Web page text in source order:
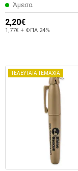
Άμεσα
2,20€
1,77€ + ΦΠΑ 24%
ΤΕΛΕΥΤΑΙΑ ΤΕΜΑΧΙΑ